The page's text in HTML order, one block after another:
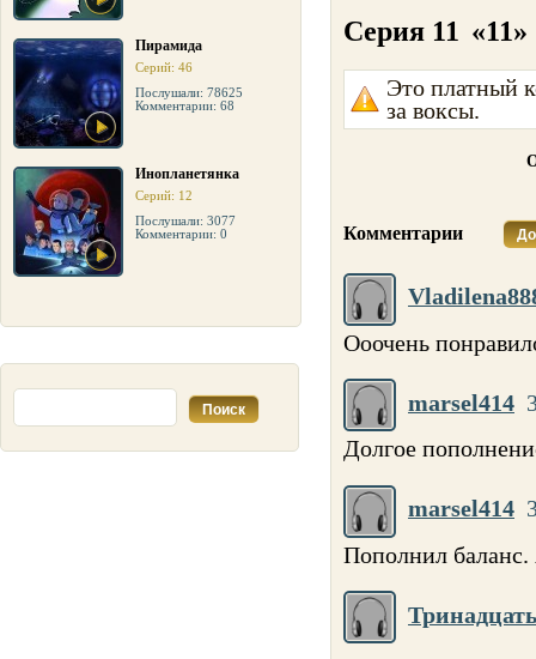
Пирамида
Серий: 46
Послушали: 78625
Комментарии: 68
Инопланетянка
Серий: 12
Послушали: 3077
Комментарии: 0
Серия 11 «11»
Это платный
за воксы.
Комментарии
Ооочень
marsel414
Долгое
marsel414
Пополнил баланс.